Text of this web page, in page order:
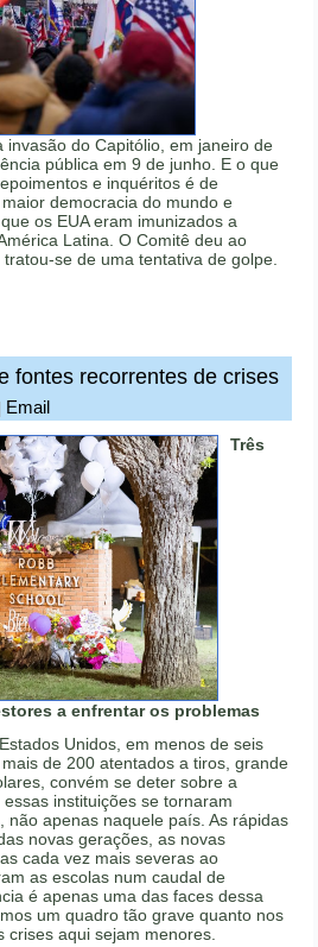
invasão do Capitólio, em janeiro de
pública em 9 de junho. E o que
e inquéritos é de
democracia do mundo e
os EUA eram imunizados a
Latina. O Comitê deu ao
se de uma tentativa de golpe.
fontes recorrentes de crises
Email
Três
a enfrentar os problemas
Unidos, em menos de seis
de 200 atentados a tiros, grande
convém se deter sobre a
instituições se tornaram
não apenas naquele país. As rápidas
novas gerações, as novas
cada vez mais severas ao
as escolas num caudal de
é apenas uma das faces dessa
um quadro tão grave quanto nos
crises aqui sejam menores.